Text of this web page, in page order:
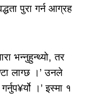
पुरा गर्न आग्रह
भन्नुहुन्थ्यो, तर
लाग्छ ।’ उनले
।’ इस्मा १